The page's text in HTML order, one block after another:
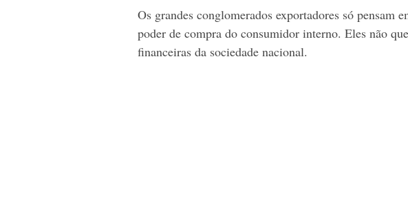
Os grandes conglomerados exportadores só pensam
poder de compra do consumidor interno. Eles não
financeiras da sociedade nacional.